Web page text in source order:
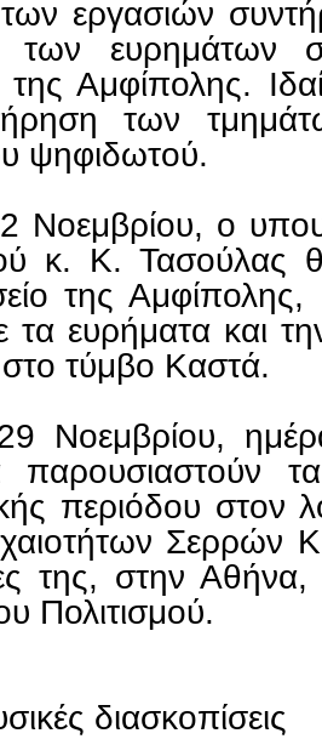
εργασιών
των ευρημάτων
Αμφίπολης.
των
ψηφιδωτού.
Νοεμβρίου, ο
κ. Κ. Τασούλας
της Αμφίπολης,
τα ευρήματα και
τύμβο Καστά.
Νοεμβρίου,
περιόδου στον
Σερρών
της, στην
Πολιτισμού.
διασκοπίσεις